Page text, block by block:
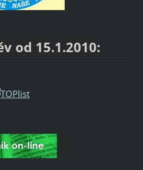
od 15.1.2010: